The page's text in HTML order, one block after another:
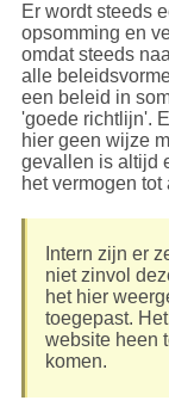
Er wordt steeds
opsomming en
omdat steeds
alle
een beleid in
'goede richtlijn'.
hier geen wijze
gevallen is altijd
het vermogen
Intern zijn er
niet zinvol
het hier
toegepast.
website heen
komen.